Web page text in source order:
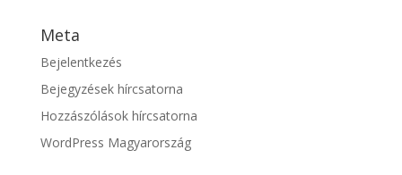
Meta
Bejelentkezés
Bejegyzések hírcsatorna
Hozzászólások hírcsatorna
WordPress Magyarország